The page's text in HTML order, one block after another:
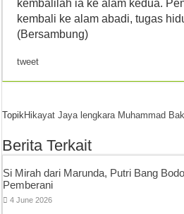
kembalilah ia ke alam kedua.
kembali ke alam abadi, tugas
(Bersambung)
tweet
TopikHikayat Jaya lengkara Muhammad
Berita Terkait
Si Mirah dari Marunda, Putri Bang
Pemberani
4 June 2026